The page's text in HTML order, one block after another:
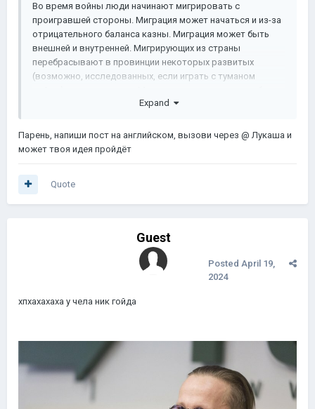
Во время войны люди начинают мигрировать с
проигравшей стороны. Миграция может начаться и из-за
отрицательного баланса казны. Миграция может быть
внешней и внутренней. Мигрирующих из страны
перебрасывают в провинции некоторых развитых
(возможно, исследованных, если играть с туманом
развитые и богатые провинции, подальше от бедных,
исповедующие одну религию, с меньшей вероятностью
будут эмигрировать в страны с другой религией. Кроме
значительно снижает счастье и стабильность провинции.
Expand
Парень, напиши пост на английском, вызови через @ Лукаша и
может твоя идея пройдёт
Quote
Guest
Posted April 19,
2024
хпхахахаха у чела ник гойда